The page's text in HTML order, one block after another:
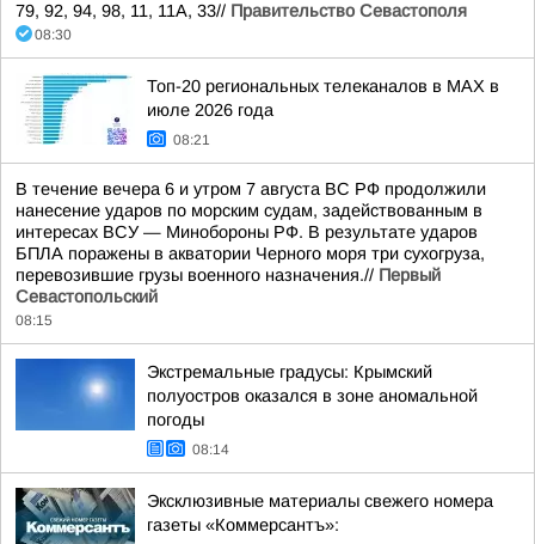
79, 92, 94, 98, 11, 11А, 33// Правительство Севастополя
08:30
Топ-20 региональных телеканалов в MAX в
июле 2026 года
08:21
В течение вечера 6 и утром 7 августа ВС РФ продолжили
нанесение ударов по морским судам, задействованным в
интересах ВСУ — Минобороны РФ. В результате ударов
БПЛА поражены в акватории Черного моря три сухогруза,
перевозившие грузы военного назначения.// Первый
Севастопольский
08:15
Экстремальные градусы: Крымский
полуостров оказался в зоне аномальной
погоды
08:14
Эксклюзивные материалы свежего номера
газеты «Коммерсантъ»: